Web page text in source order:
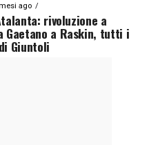
ago
rivoluzione a
Gaetano a Raskin, tutti i
Giuntoli